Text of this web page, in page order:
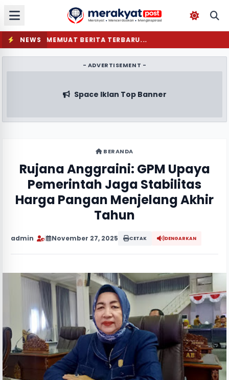
NEWS MEMUAT BERITA TERBARU...
- ADVERTISEMENT -
Space Iklan Top Banner
BERANDA
Rujana Anggraini: GPM Upaya
Pemerintah Jaga Stabilitas
Harga Pangan Menjelang Akhir
Tahun
admin November 27, 2025 CETAK DENGARKAN